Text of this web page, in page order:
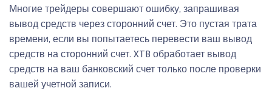
Многие трейдеры совершают ошибку, запрашивая
вывод средств через сторонний счет. Это пустая трата
времени, если вы попытаетесь перевести ваш вывод
средств на сторонний счет. XTB обработает вывод
средств на ваш банковский счет только после проверки
вашей учетной записи.